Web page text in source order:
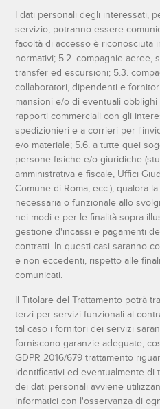
I dati personali degli interessati,
servizio, potranno essere
facoltà di accesso è riconosciuta
normativi; 5.2. compagnie aeree,
transfer ed escursioni; 5.3.
collaboratori, dipendenti e
mansioni e/o di eventuali
rapporti commerciali con gli
spedizionieri e a corrieri per
e/o materiale; 5.6. a tutte quei
persone fisiche e/o giuridiche
amministrativa e fiscale, Uffici
Comune di Roma, ecc.), qualora
necessaria o funzionale allo
nei modi e per le finalità sopra
gestione d'incassi e pagamenti
contratti. In questi casi saranno
e non eccedenti, rispetto alle
comunicati.
Il Titolare del Trattamento potrà
terzi per servizi funzionali al
tal caso i fornitori dei servizi
forniscono garanzie adeguate,
GDPR 2016/679 trattamento
identificativi ed eventualmente di
dei dati personali avviene
informatici con l'osservanza di